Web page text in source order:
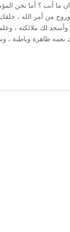
ما أنت ؟ أما نحن
وروح من أمر الله ،
لك ملائكته ،
نعمه ظاهرة وباطنة